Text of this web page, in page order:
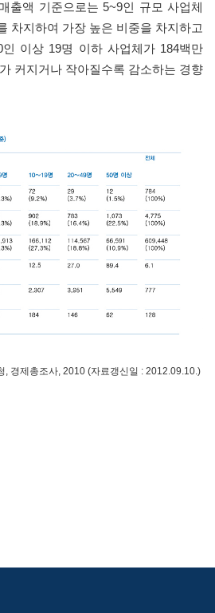
출액 기준으로는 5~9인 규모 사업체
차지하여 가장 높은 비중을 차지하고
인 이상 19명 이하 사업체가 184백만
커지거나 작아질수록 감소하는 경향
, 경제총조사, 2010 (자료갱신일 : 2012.09.10.)